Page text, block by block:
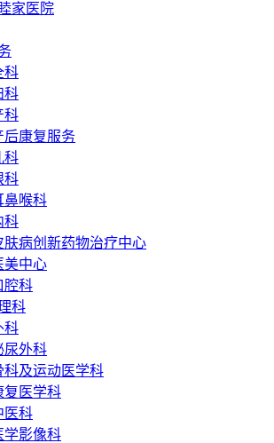
家医院
科
科
科
后康复服务
科
科
鼻喉科
科
肤病创新药物治疗中心
美中心
腔科
科
科
尿外科
科及运动医学科
复医学科
医科
学影像科